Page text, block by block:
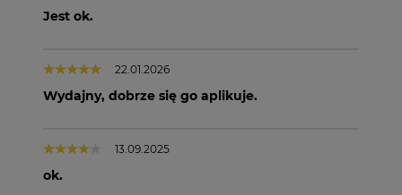
Jest ok.
22.01.2026
Wydajny, dobrze się go aplikuje.
13.09.2025
ok.